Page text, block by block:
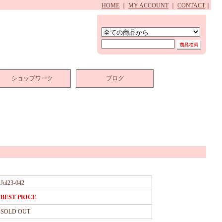
HOME MY ACCOUNT CONTACT
ショップワーク ブログ
Jul23-042
BEST PRICE
SOLD OUT